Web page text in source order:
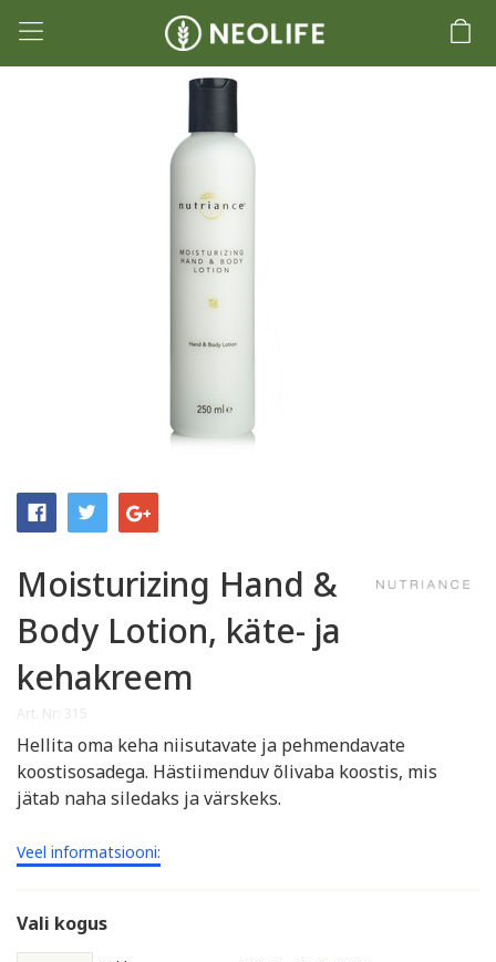
Moisturizing Hand &
Body Lotion, käte- ja
kehakreem
Hellita oma keha niisutavate ja pehmendavate
koostisosadega. Hästiimenduv õlivaba koostis, mis
jätab naha siledaks ja värskeks.
Veel informatsiooni:
Vali kogus